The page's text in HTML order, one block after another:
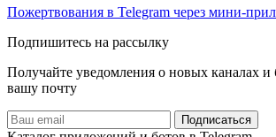
Пожертвования в Telegram через мини-
Подпишитесь на рассылку
Получайте уведомления о новых каналах и
вашу почту
Подписаться